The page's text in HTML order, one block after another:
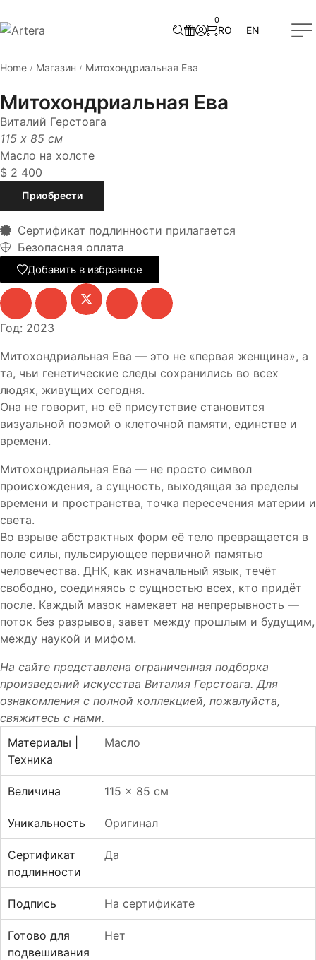
0
RO EN
Home / Магазин / Митохондриальная Ева
Митохондриальная Ева
Виталий Герстоага
115 x 85 см
Масло на холсте
$ 2 400
Приобрести
Сертификат подлинности прилагается
Безопасная оплата
Добавить в избранное
Год: 2023
Митохондриальная Ева — это не «первая женщина», а
та, чьи генетические следы сохранились во всех
людях, живущих сегодня.
Она не говорит, но её присутствие становится
визуальной поэмой о клеточной памяти, единстве и
времени.
Митохондриальная Ева — не просто символ
происхождения, а сущность, выходящая за пределы
времени и пространства, точка пересечения материи и
света.
Во взрыве абстрактных форм её тело превращается в
поле силы, пульсирующее первичной памятью
человечества. ДНК, как изначальный язык, течёт
свободно, соединяясь с сущностью всех, кто придёт
после. Каждый мазок намекает на непрерывность —
поток без разрывов, завет между прошлым и будущим,
между наукой и мифом.
На сайте представлена ограниченная подборка
произведений искусства Виталия Герстоага. Для
ознакомления с полной коллекцией, пожалуйста,
свяжитесь с нами.
Материалы |
Техника
Масло
Величина 115 x 85 см
Уникальность Оригинал
Сертификат
подлинности
Да
Подпись На сертификате
Готово для
подвешивания
Нет